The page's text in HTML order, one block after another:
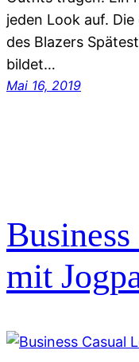
jeden Look auf.
des Blazers
bildet…
Mai 16, 2019
mit